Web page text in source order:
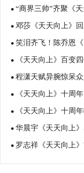
● “商界三帅”齐聚《
被“抱大腿”
● 邓莎《天天向上》
赞福尔摩斯
● 笑泪齐飞！陈乔恩
● 《天天向上》百变
是大张伟“死忠粉”？
● 程潇天赋异腕惊呆
场神速学舞
● 《天天向上》十周
向兄弟道歉？
● 《天天向上》十周
手四小花探索边境文
● 华晨宇《天天向上
放狠话惹爆笑
● 罗志祥《天天向上
琼成“默契兄妹”